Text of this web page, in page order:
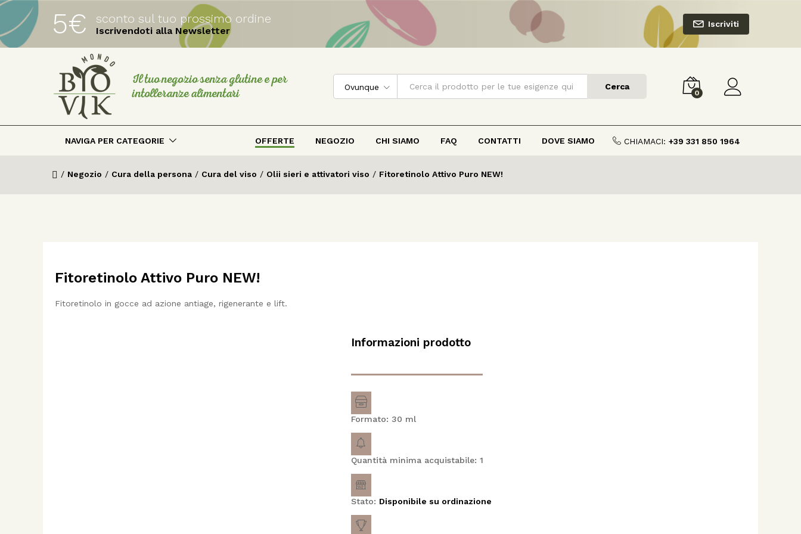
5€ sconto sul tuo prossimo ordine
Iscrivendoti alla Newsletter
Iscriviti
Il tuo negozio senza glutine e per
intolleranze alimentari
Ovunque Cerca
0
NAVIGA PER CATEGORIE OFFERTE NEGOZIO CHI SIAMO FAQ CONTATTI DOVE SIAMO CHIAMACI: +39 331 850 1964
/ Negozio / Cura della persona / Cura del viso / Olii sieri e attivatori viso / Fitoretinolo Attivo Puro NEW!
Fitoretinolo Attivo Puro NEW!
Fitoretinolo in gocce ad azione antiage, rigenerante e lift.
Informazioni prodotto
Formato: 30 ml
Quantità minima acquistabile: 1
Stato: Disponibile su ordinazione